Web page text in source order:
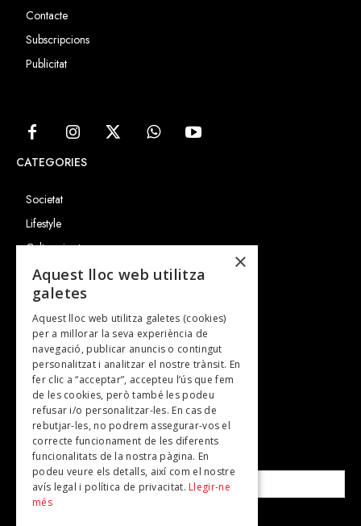
Contacte
Subscripcions
Publicitat
CATEGORIES
Societat
Lifestyle
Cultura i art
Entrevistes
Gastronomia
TV
Plans per fer
Revistes
SUBSCRIU-TE A LA NOSTRA NEWSLETTER!
Correu electrònic*
×
Aquest lloc web utilitza
galetes
Aquest lloc web utilitza galetes (cookies)
per a millorar la seva experiència de
navegació, publicar anuncis o contingut
personalitzat i analitzar el nostre trànsit. En
fer clic a “acceptar”, accepteu l’ús que fem
de les cookies, però també les podeu
refusar i/o personalitzar-les. En cas de
rebutjar-les, no podrem assegurar-vos el
correcte funcionament de les diferents
funcionalitats de la nostra pàgina. En
podeu veure els detalls, així com el nostre
avís legal i política de privacitat. Llegir-ne
més